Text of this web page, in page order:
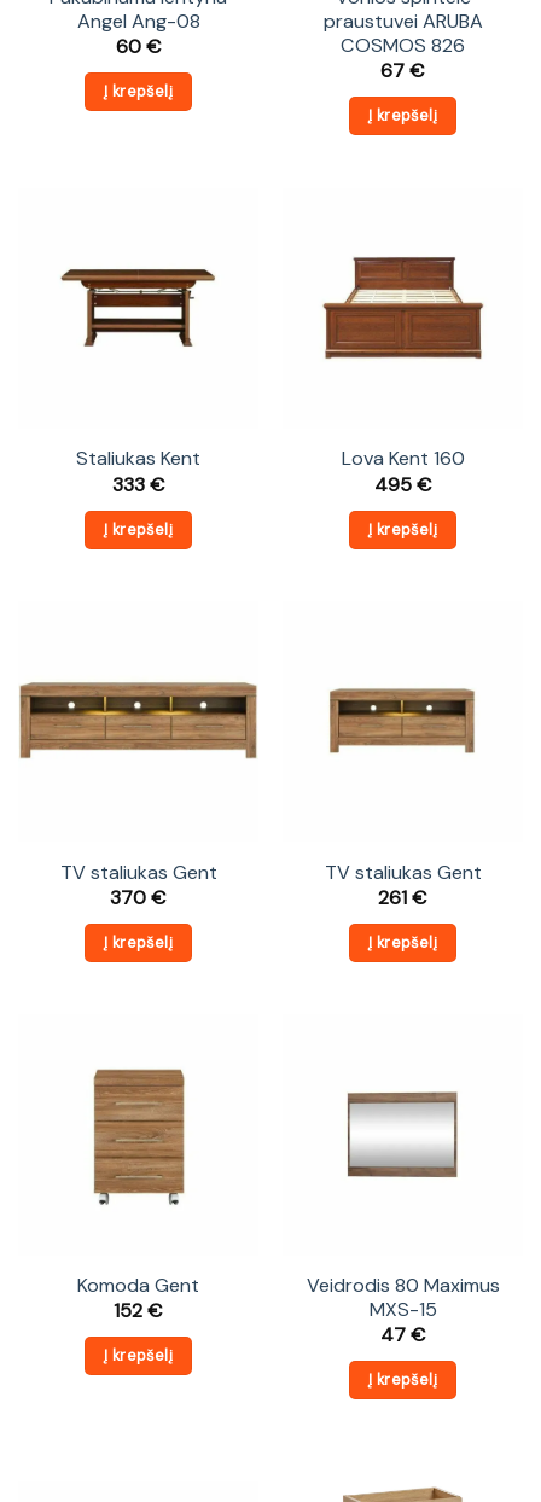
Angel Ang-08
60€
Į krepšelį
praustuvei ARUBA
COSMOS 826
67€
Į krepšelį
Staliukas Kent
333€
Į krepšelį
Lova Kent 160
495€
Į krepšelį
TV staliukas Gent
370€
Į krepšelį
TV staliukas Gent
261€
Į krepšelį
Komoda Gent
152€
Į krepšelį
Veidrodis 80 Maximus
MXS-15
47€
Į krepšelį